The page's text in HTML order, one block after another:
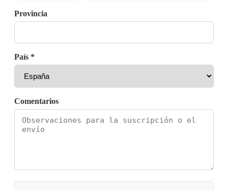
Provincia
País *
Comentarios